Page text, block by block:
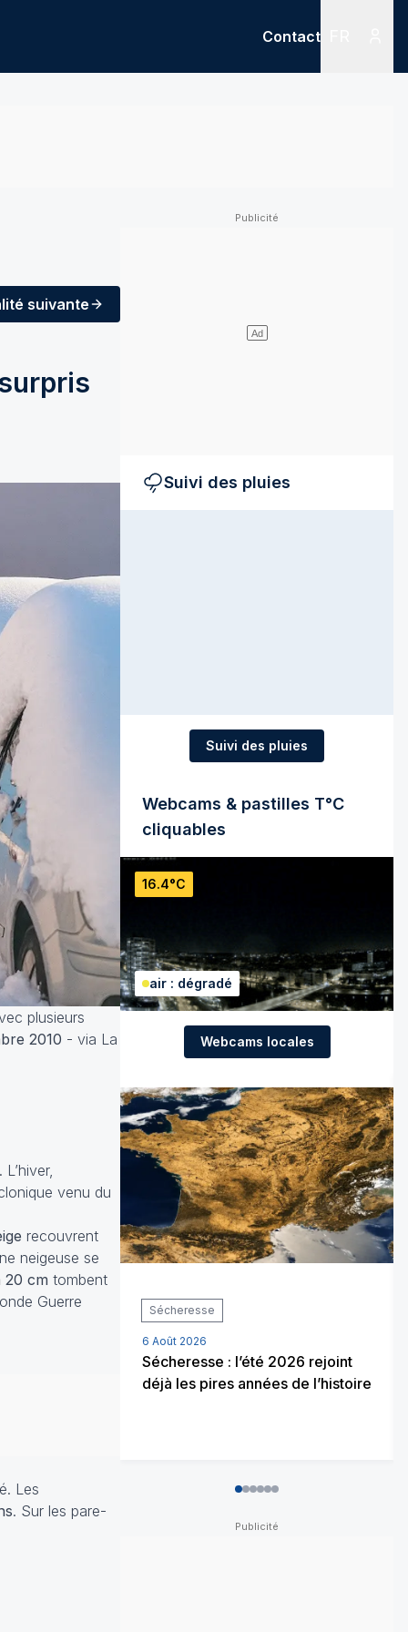
Contact
suivante
plusieurs
2010 - via La
venu du
recouvrent
neigeuse se
20 cm tombent
Guerre
Les
. Sur les pare-
Suivi des pluies
Suivi des pluies
Webcams & pastilles T°C
cliquables
16.4°C
air : dégradé
Webcams locales
Sécheresse
6 Août 2026
Sécheresse : l’été 2026 rejoint
déjà les pires années de l’histoire
012345